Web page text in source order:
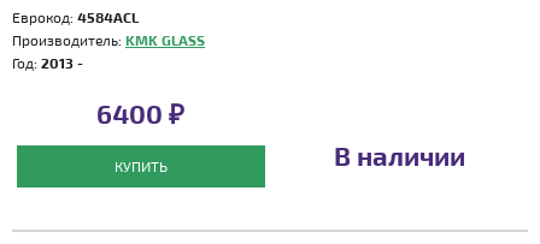
Еврокод: 4584ACL
Производитель: KMK GLASS
Год: 2013 -
6400 ₽
КУПИТЬ В наличии